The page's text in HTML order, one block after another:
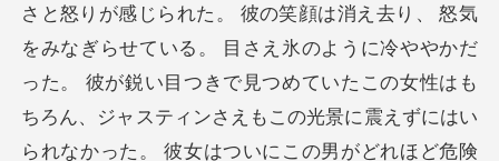
さと怒りが感じられた。 彼の笑顔は消え去り、 怒気
をみなぎらせている。 目さえ氷のように冷ややかだ
った。 彼が鋭い目つきで見つめていたこの女性はも
ちろん、ジャスティンさえもこの光景